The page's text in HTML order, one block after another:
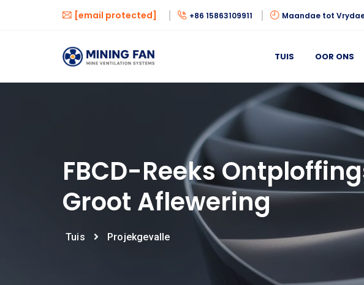
[email protected] +86 15863109911 Maandae tot
TUIS OOR ONS
FBCD-Reeks
Groot Aflewering
Tuis Projekgevalle